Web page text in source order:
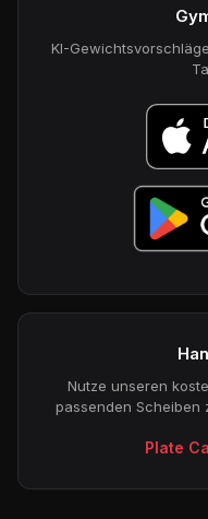
KI-
Nutze unseren
passenden Scheiben
Plate